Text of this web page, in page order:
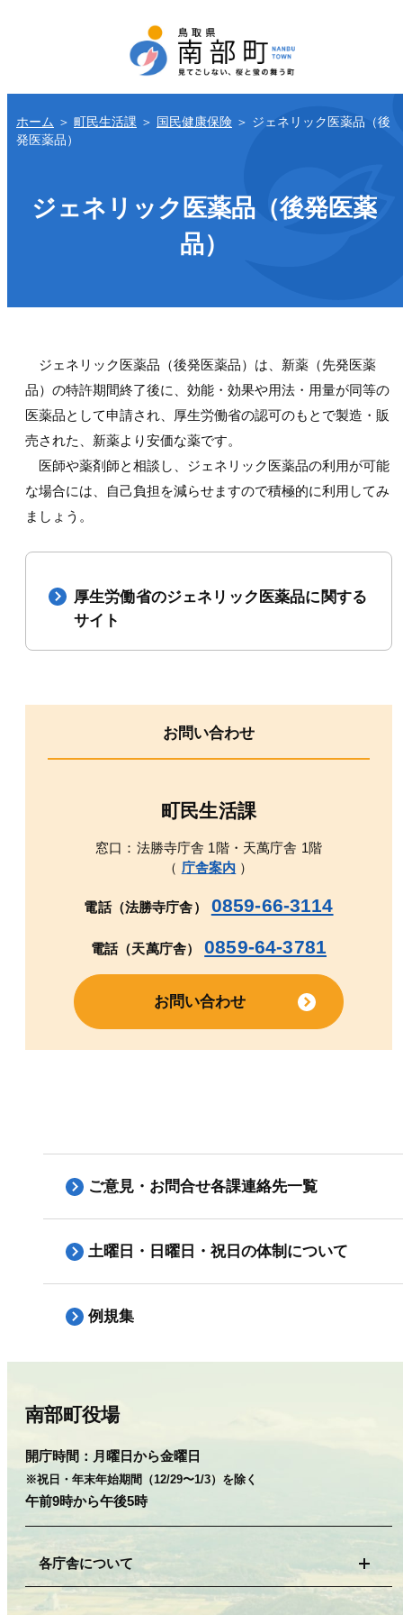
ホーム ＞ 町民生活課 ＞ 国民健康保険 ＞ ジェネリック医薬品（後
発医薬品）
ジェネリック医薬品（後発医薬
品）
ジェネリック医薬品（後発医薬品）は、新薬（先発医薬
品）の特許期間終了後に、効能・効果や用法・用量が同等の
医薬品として申請され、厚生労働省の認可のもとで製造・販
売された、新薬より安価な薬です。
医師や薬剤師と相談し、ジェネリック医薬品の利用が可能
な場合には、自己負担を減らせますので積極的に利用してみ
ましょう。
厚生労働省のジェネリック医薬品に関する
サイト
お問い合わせ
町民生活課
窓口：法勝寺庁舎 1階・天萬庁舎 1階
（ 庁舎案内 ）
電話（法勝寺庁舎） 0859-66-3114
電話（天萬庁舎） 0859-64-3781
お問い合わせ
ご意見・お問合せ各課連絡先一覧
土曜日・日曜日・祝日の体制について
例規集
南部町役場
開庁時間： 月曜日から金曜日
※祝日・年末年始期間（12/29〜1/3）を除く
午前9時から午後5時
各庁舎について